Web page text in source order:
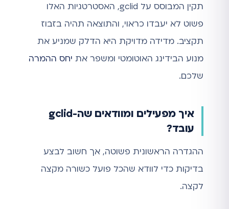
תקין המבוסס על gclid, האסטרטגיות האלו
פשוט לא יעבדו כראוי, והתוצאה תהיה בזבוז
תקציב. מדידה מדויקת היא הדלק שמניע את
מנוע הבידינג האוטומטי ומשפר את יחס ההמרה
שלכם.
איך מפעילים ומוודאים שה-gclid
עובד?
ההגדרה הראשונית פשוטה, אך חשוב לבצע
בדיקות כדי לוודא שהכל פועל כשורה מקצה
לקצה.